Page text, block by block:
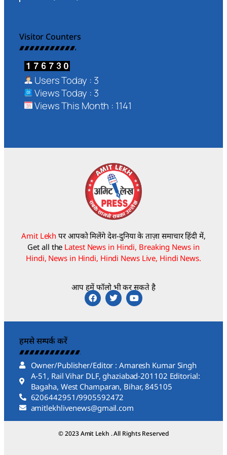
Visitor Counters
Users Today : 3
Views Today : 3
Views This Month : 1141
Amit Lekh पर आपको मिलेंगे देश-दुनिया के ताज़ा समाचार हिंदी में,
Get all the Latest News in Hindi, Breaking News in
Hindi, News in Hindi, Hindi News Live, Hindi News.
आप हमें फॉलो भी कर सकते है
हमसे सम्पर्क करें
Owner/Publisher/Editor : Amaresh Kumar Singh
A-51, Rail Vihar DLF, ghaziabad-201102 Editorial:
Bagaha, West Champaran, Bihar, 845105
6206442951/9905592472
amitlekhlivenews@gmail.com
© 2023 Amit Lekh . All Rights Reserved